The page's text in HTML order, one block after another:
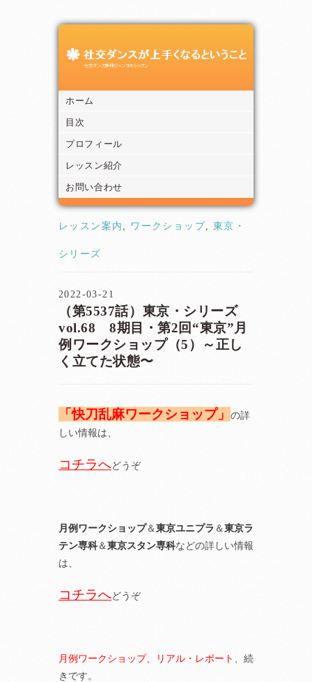
ホーム
目次
プロフィール
レッスン紹介
お問い合わせ
レッスン案内 , ワークショップ, 東京・
シリーズ
2022-03-21
（第5537話）東京・シリーズ
vol.68 8期目・第2回“東京”月
例ワークショップ（5）～正し
く立てた状態〜
「快刀乱麻ワークショップ」
の詳
しい情報は、
コチラへどうぞ
月例ワークショップ＆東京ユニプラ ＆東京ラ
テン専科＆東京スタン専科などの詳しい情報
は、
コチラへどうぞ
月例ワークショップ、リアル・レポート
、続
きです。